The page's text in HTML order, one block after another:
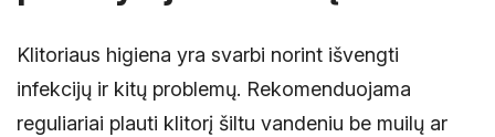
Klitoriaus higiena yra svarbi norint išvengti
infekcijų ir kitų problemų. Rekomenduojama
reguliariai plauti klitorį šiltu vandeniu be muilų ar